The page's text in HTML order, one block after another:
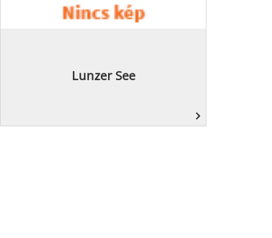
Lunzer See
navigate_next